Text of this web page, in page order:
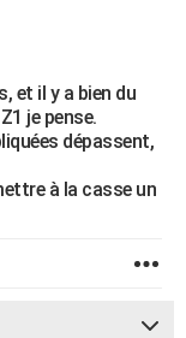
et il y a bien du
je pense.
dépassent,
à la casse un